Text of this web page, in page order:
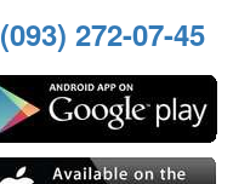
(093) 272-07-45